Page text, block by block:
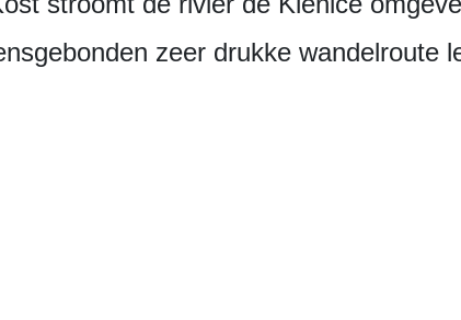
zeer drukke wandelroute